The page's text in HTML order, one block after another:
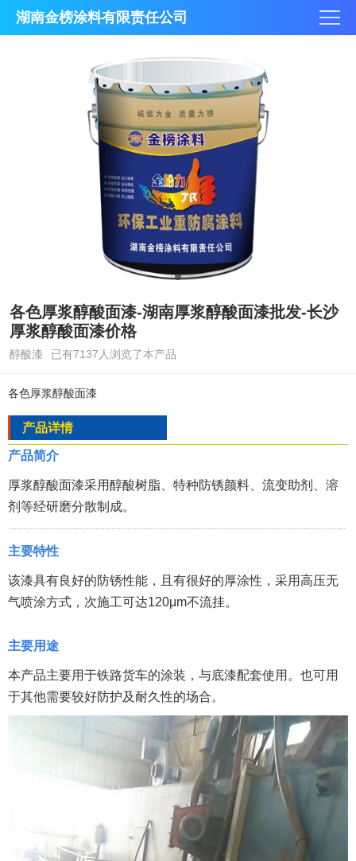
湖南金榜涂料有限责任公司
各色厚浆醇酸面漆-湖南厚浆醇酸面漆批发-长沙
厚浆醇酸面漆价格
醇酸漆 已有7137人浏览了本产品
各色厚浆醇酸面漆
产品详情
产品简介
厚浆醇酸面漆采用醇酸树脂、特种防锈颜料、流变助剂、溶
剂等经研磨分散制成。
主要特性
该漆具有良好的防锈性能，且有很好的厚涂性，采用高压无
气喷涂方式，次施工可达120μm不流挂。
主要用途
本产品主要用于铁路货车的涂装，与底漆配套使用。也可用
于其他需要较好防护及耐久性的场合。